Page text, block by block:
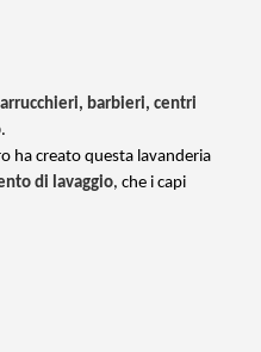
barbieri, centri
.
ha creato questa lavanderia
di lavaggio, che i capi